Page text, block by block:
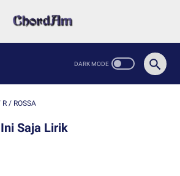
R / ROSSA
Saja Lirik